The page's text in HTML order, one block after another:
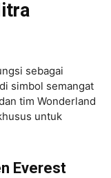
sebagai
simbol semangat
tim Wonderland
untuk
Everest